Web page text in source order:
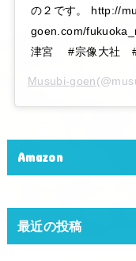
の２です。 http://
goen.com/
津宮 #宗像大社
Musubi-goen
Amazon
最近の投稿